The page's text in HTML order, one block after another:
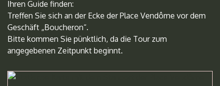
Ihren Guide finden:
Treffen Sie sich an der Ecke der Place Vendôme vor dem
Geschäft „Boucheron“.
Bitte kommen Sie pünktlich, da die Tour zum
angegebenen Zeitpunkt beginnt.